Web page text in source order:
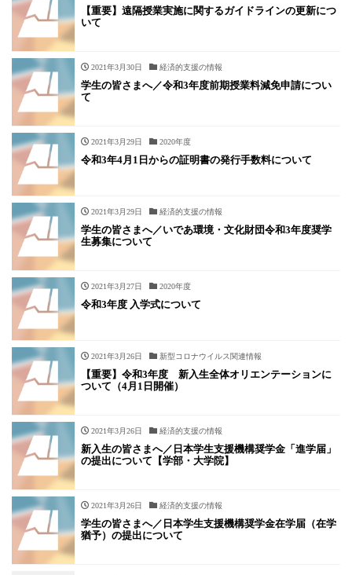
【重要】遠隔授業実施に関するガイドラインの更新につ
いて
2021年3月30日 経済的支援の情報
学生の皆さまへ／令和3年度前期授業料減免申請につい
て
2021年3月29日 2020年度
令和3年4月1日からの証明書の発行手数料について
2021年3月29日 経済的支援の情報
学生の皆さまへ／いであ環境・文化財団令和3年度奨学
生募集について
2021年3月27日 2020年度
令和3年度 入学式について
2021年3月26日 新型コロナウイルス関連情報
【重要】令和3年度 新入生全体オリエンテーションに
ついて（4月1日開催）
2021年3月26日 経済的支援の情報
新入生の皆さまへ／日本学生支援機構奨学金「進学届」
の提出について【学部・大学院】
2021年3月26日 経済的支援の情報
学生の皆さまへ／日本学生支援機構奨学金在学届（在学
猶予）の提出について